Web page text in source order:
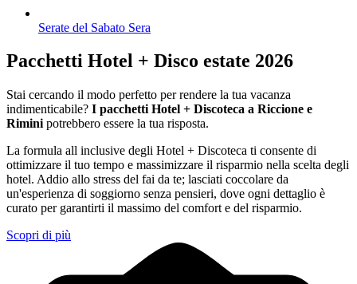
Serate del Sabato Sera
Pacchetti Hotel + Disco estate 2026
Stai cercando il modo perfetto per rendere la tua vacanza
indimenticabile? I pacchetti Hotel + Discoteca a Riccione e
Rimini potrebbero essere la tua risposta.
La formula all inclusive degli Hotel + Discoteca ti consente di
ottimizzare il tuo tempo e massimizzare il risparmio nella scelta degli
hotel. Addio allo stress del fai da te; lasciati coccolare da
un'esperienza di soggiorno senza pensieri, dove ogni dettaglio è
curato per garantirti il massimo del comfort e del risparmio.
Scopri di più